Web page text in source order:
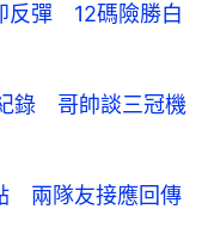
反彈 12碼險勝白
錄 哥帥談三冠機
兩隊友接應回傳